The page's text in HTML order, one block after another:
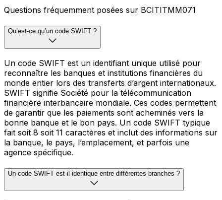
Questions fréquemment posées sur BCITITMM071
Qu’est-ce qu’un code SWIFT ?
Un code SWIFT est un identifiant unique utilisé pour
reconnaître les banques et institutions financières du
monde entier lors des transferts d’argent internationaux.
SWIFT signifie Société pour la télécommunication
financière interbancaire mondiale. Ces codes permettent
de garantir que les paiements sont acheminés vers la
bonne banque et le bon pays. Un code SWIFT typique
fait soit 8 soit 11 caractères et inclut des informations sur
la banque, le pays, l’emplacement, et parfois une
agence spécifique.
Un code SWIFT est-il identique entre différentes branches ?